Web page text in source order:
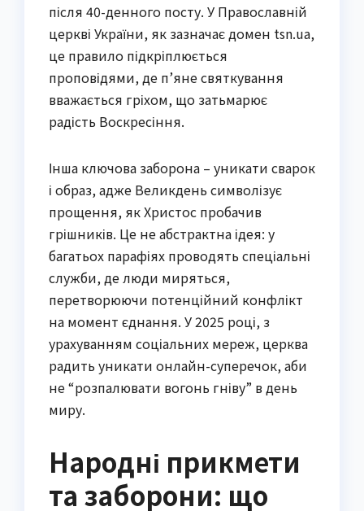
після 40-денного посту. У Православній
церкві України, як зазначає домен tsn.ua,
це правило підкріплюється
проповідями, де п’яне святкування
вважається гріхом, що затьмарює
радість Воскресіння.
Інша ключова заборона – уникати сварок
і образ, адже Великдень символізує
прощення, як Христос пробачив
грішників. Це не абстрактна ідея: у
багатьох парафіях проводять спеціальні
служби, де люди миряться,
перетворюючи потенційний конфлікт
на момент єднання. У 2025 році, з
урахуванням соціальних мереж, церква
радить уникати онлайн-суперечок, аби
не “розпалювати вогонь гніву” в день
миру.
Народні прикмети
та заборони: що